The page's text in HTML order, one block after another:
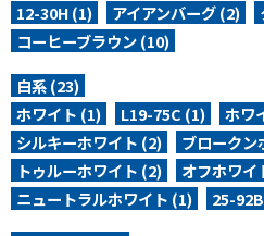
12-30H (1)
アイアンバーグ (2)
コーヒーブラウン (10)
白系 (23)
ホワイト (1)
L19-75C (1)
ホワ
シルキーホワイト (2)
ブロークン
トゥルーホワイト (2)
オフホワイ
ニュートラルホワイト (1)
25-